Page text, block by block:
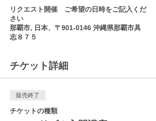
リクエスト開催 ご希望の日時をご記入くだ
さい
那覇市, 日本、〒901-0146 沖縄県那覇市具
志８７５
チケット詳細
販売終了
チケットの種類